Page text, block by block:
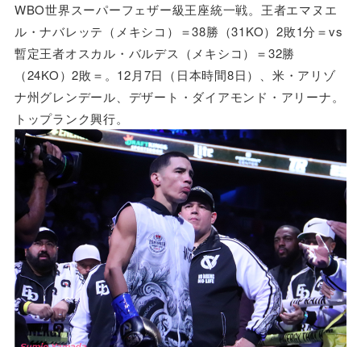
WBO世界スーパーフェザー級王座統一戦。王者エマヌエ
ル・ナバレッテ（メキシコ）＝38勝（31KO）2敗1分＝vs
暫定王者オスカル・バルデス（メキシコ）＝32勝
（24KO）2敗＝。12月7日（日本時間8日）、米・アリゾ
ナ州グレンデール、デザート・ダイアモンド・アリーナ。
トップランク興行。